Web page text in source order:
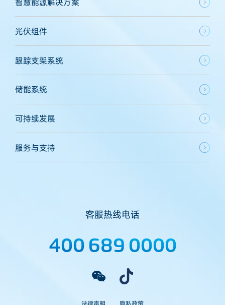
光伏组件
跟踪支架系统
储能系统
可持续发展
服务与支持
客服热线电话
400 689 0000
法律声明 隐私政策